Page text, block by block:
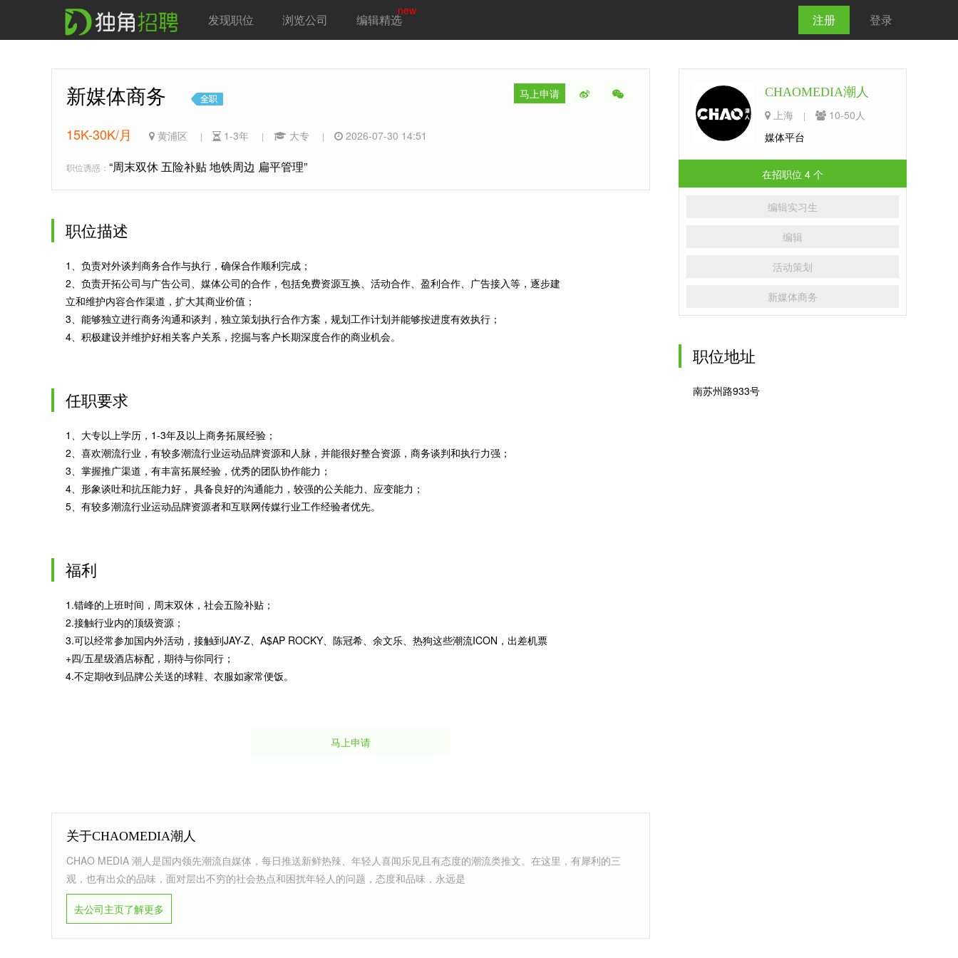
发现职位 浏览公司 编辑精选
new
注册 登录
马上申请
新媒体商务
15K-30K/月 黄浦区 | 1-3年 | 大专 | 2026-07-30 14:51
职位诱惑： “周末双休 五险补贴 地铁周边 扁平管理”
职位描述
1、负责对外谈判商务合作与执行，确保合作顺利完成；
2、负责开拓公司与广告公司、媒体公司的合作，包括免费资源互换、活动合作、盈利合作、广告接入等，逐步建
立和维护内容合作渠道，扩大其商业价值；
3、能够独立进行商务沟通和谈判，独立策划执行合作方案，规划工作计划并能够按进度有效执行；
4、积极建设并维护好相关客户关系，挖掘与客户长期深度合作的商业机会。
任职要求
1、大专以上学历，1-3年及以上商务拓展经验；
2、喜欢潮流行业，有较多潮流行业运动品牌资源和人脉，并能很好整合资源，商务谈判和执行力强；
3、掌握推广渠道，有丰富拓展经验，优秀的团队协作能力；
4、形象谈吐和抗压能力好， 具备良好的沟通能力，较强的公关能力、应变能力；
5、有较多潮流行业运动品牌资源者和互联网传媒行业工作经验者优先。
福利
1.错峰的上班时间，周末双休，社会五险补贴；
2.接触行业内的顶级资源；
3.可以经常参加国内外活动，接触到JAY-Z、A$AP ROCKY、陈冠希、余文乐、热狗这些潮流ICON，出差机票
+四/五星级酒店标配，期待与你同行；
4.不定期收到品牌公关送的球鞋、衣服如家常便饭。
马上申请
关于CHAOMEDIA潮人
CHAO MEDIA 潮人是国内领先潮流自媒体，每日推送新鲜热辣、年轻人喜闻乐见且有态度的潮流类推文。在这里，有犀利的三
观，也有出众的品味，面对层出不穷的社会热点和困扰年轻人的问题，态度和品味，永远是
去公司主页了解更多
CHAOMEDIA潮人
上海
|
10-50人
媒体平台
在招职位 4 个
编辑实习生
编辑
活动策划
新媒体商务
职位地址
南苏州路933号